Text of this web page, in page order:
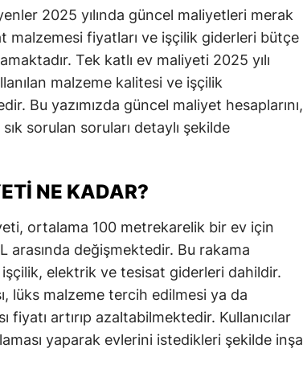
2025 yılında güncel maliyetleri merak
fiyatları ve işçilik giderleri bütçe
Tek katlı ev maliyeti 2025 yılı
malzeme kalitesi ve işçilik
Bu yazımızda güncel maliyet hesaplarını,
sorulan soruları detaylı şekilde
NE KADAR?
ortalama 100 metrekarelik bir ev için
arasında değişmektedir. Bu rakama
elektrik ve tesisat giderleri dahildir.
lüks malzeme tercih edilmesi ya da
fiyatı artırıp azaltabilmektedir. Kullanıcılar
yaparak evlerini istedikleri şekilde inşa